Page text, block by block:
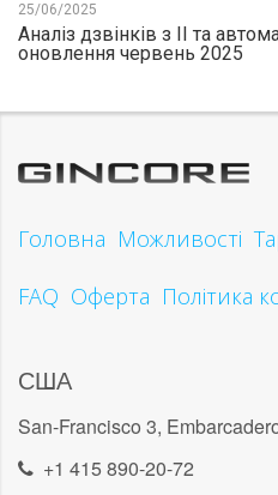
25/06/2025
Аналіз дзвінків з ІІ та
оновлення червень 2025
Головна Можливості
FAQ Оферта Політика
США
San-Francisco 3,
+1 415 890-20-72